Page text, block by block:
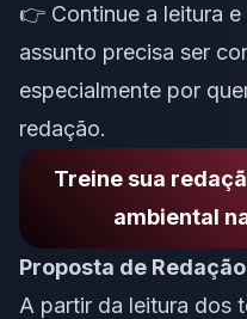
👉 Continue a leitura
assunto precisa ser
especialmente por
redação.
Treine sua
ambiental
Proposta de
A partir da leitura dos